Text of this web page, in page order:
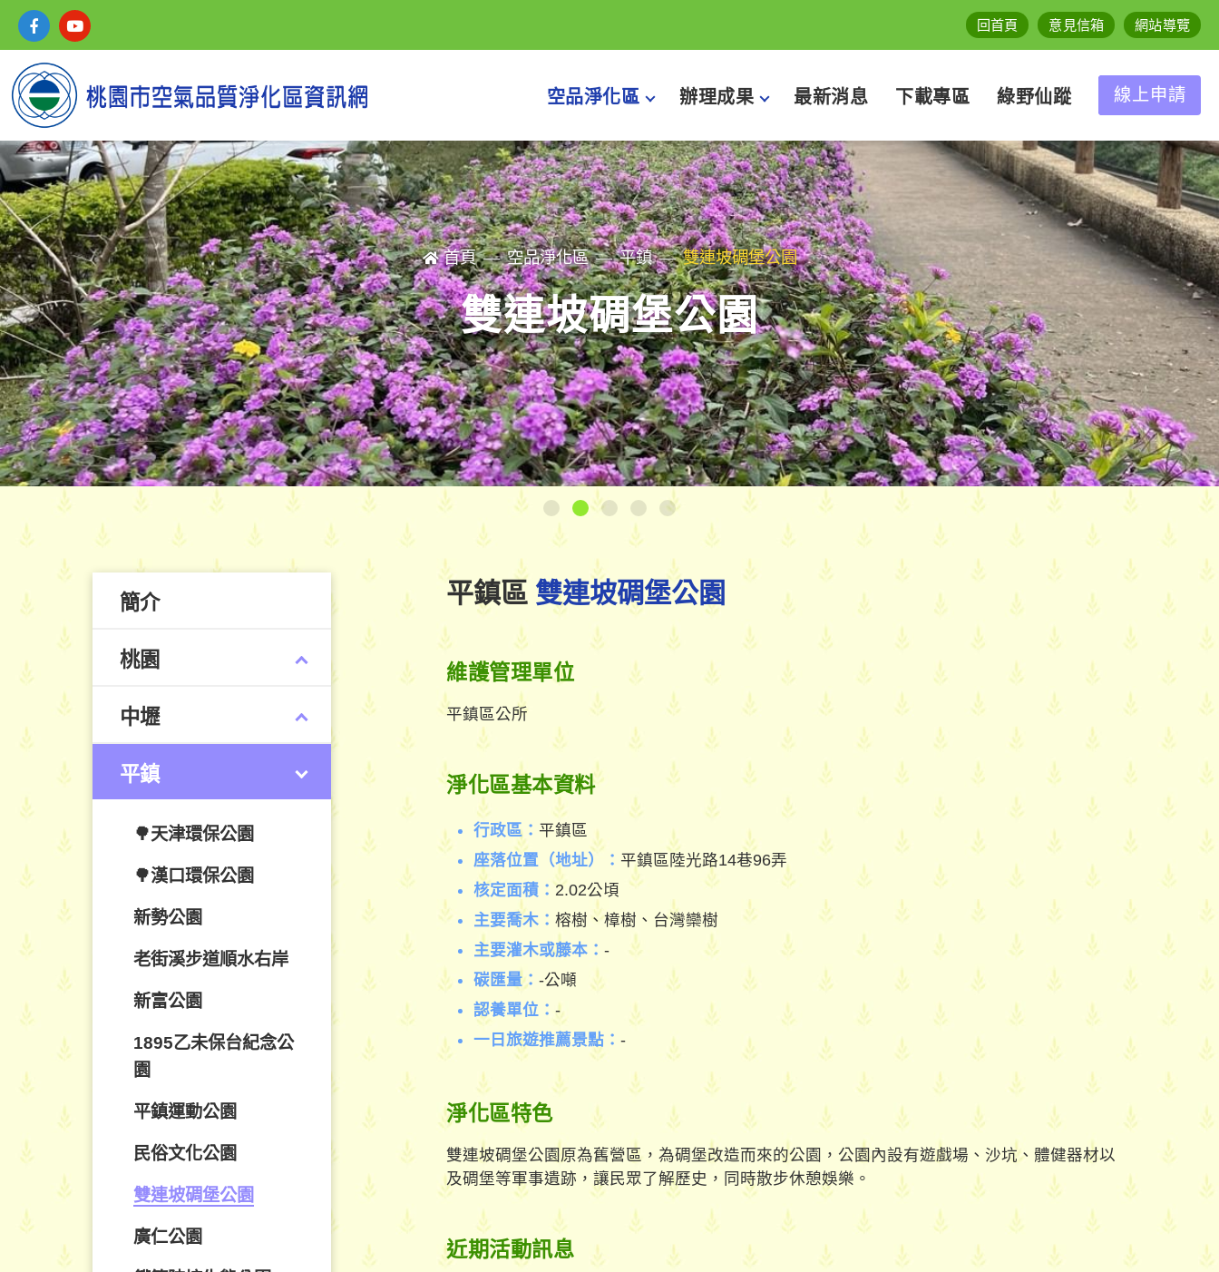
回首頁 意見信箱 網站導覽
空品淨化區 辦理成果 最新消息 下載專區 綠野仙蹤 線上申請
首頁 空品淨化區 平鎮 雙連坡碉堡公園
雙連坡碉堡公園
簡介
桃園
中壢
平鎮
🌳天津環保公園
🌳漢口環保公園
新勢公園
老街溪步道順水右岸
新富公園
1895乙未保台紀念公
園
平鎮運動公園
民俗文化公園
雙連坡碉堡公園
廣仁公園
平鎮區 雙連坡碉堡公園
維護管理單位
平鎮區公所
淨化區基本資料
行政區： 平鎮區
座落位置（地址）： 平鎮區陸光路14巷96弄
核定面積：2.02公頃
主要喬木： 榕樹、樟樹、台灣欒樹
主要灌木或藤本： -
碳匯量： -公噸
認養單位： -
一日旅遊推薦景點： -
淨化區特色
雙連坡碉堡公園原為舊營區，為碉堡改造而來的公園，公園內設有遊戲場、沙坑、體健器材以
及碉堡等軍事遺跡，讓民眾了解歷史，同時散步休憩娛樂。
近期活動訊息